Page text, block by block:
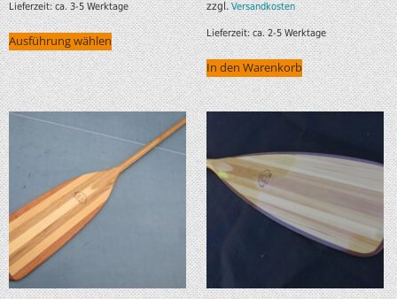
Lieferzeit:ca. 3-5 Werktage
Ausführung wählen
zzgl.Versandkosten
Lieferzeit:ca. 2-5 Werktage
In den Warenkorb